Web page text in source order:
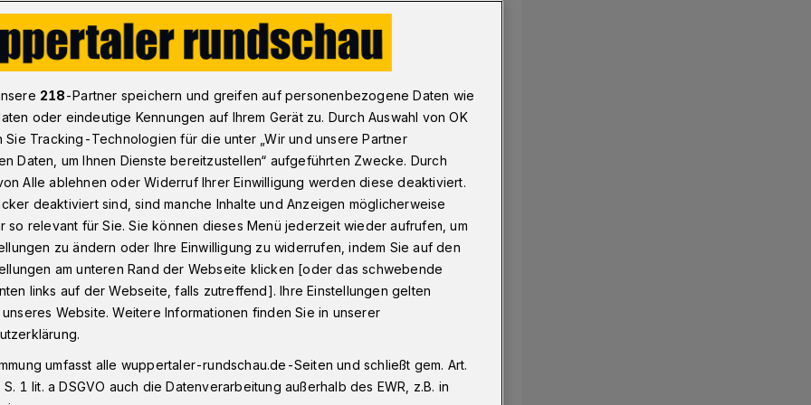
sollen (mit Video)
reden sollen (mit
Texten — so beschreibt der Musiker
Derzeit nimmt sich der Wuppertaler eine
auf Tour geht.
218-Partner speichern und greifen auf personenbezogene Daten wie
oder eindeutige Kennungen auf Ihrem Gerät zu. Durch Auswahl von OK
Sie Tracking-Technologien für die unter „Wir und unsere Partner
Daten, um Ihnen Dienste bereitzustellen“ aufgeführten Zwecke. Durch
Alle ablehnen oder Widerruf Ihrer Einwilligung werden diese deaktiviert.
deaktiviert sind, sind manche Inhalte und Anzeigen möglicherweise
so relevant für Sie. Sie können dieses Menü jederzeit wieder aufrufen, um
zu ändern oder Ihre Einwilligung zu widerrufen, indem Sie auf den
am unteren Rand der Webseite klicken [oder das schwebende
links auf der Webseite, falls zutreffend]. Ihre Einstellungen gelten
Website. Weitere Informationen finden Sie in unserer
umfasst alle wuppertaler-rundschau.de-Seiten und schließt gem. Art.
1 lit. a DSGVO auch die Datenverarbeitung außerhalb des EWR, z.B. in